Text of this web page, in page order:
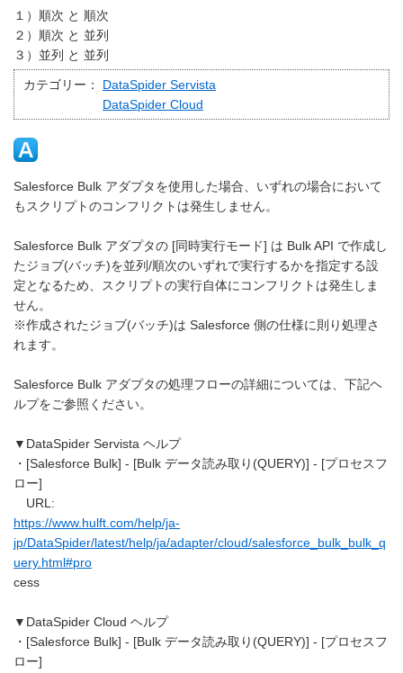
１）順次 と 順次
２）順次 と 並列
３）並列 と 並列
カテゴリー：
DataSpider Servista
DataSpider Cloud
Salesforce Bulk アダプタを使用した場合、いずれの場合において
もスクリプトのコンフリクトは発生しません。
Salesforce Bulk アダプタの [同時実行モード] は Bulk API で作成し
たジョブ(バッチ)を並列/順次のいずれで実行するかを指定する設
定となるため、スクリプトの実行自体にコンフリクトは発生しま
せん。
※作成されたジョブ(バッチ)は Salesforce 側の仕様に則り処理さ
れます。
Salesforce Bulk アダプタの処理フローの詳細については、下記ヘ
ルプをご参照ください。
▼DataSpider Servista ヘルプ
・[Salesforce Bulk] - [Bulk データ読み取り(QUERY)] - [プロセスフ
ロー]
URL:
https://www.hulft.com/help/ja-
jp/DataSpider/latest/help/ja/adapter/cloud/salesforce_bulk_bulk_q
uery.html#pro
cess
▼DataSpider Cloud ヘルプ
・[Salesforce Bulk] - [Bulk データ読み取り(QUERY)] - [プロセスフ
ロー]